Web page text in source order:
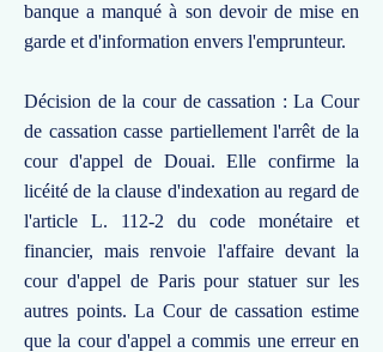
banque a manqué à son devoir de mise en
garde et d'information envers l'emprunteur.
Décision de la cour de cassation : La Cour
de cassation casse partiellement l'arrêt de la
cour d'appel de Douai. Elle confirme la
licéité de la clause d'indexation au regard de
l'article L. 112-2 du code monétaire et
financier, mais renvoie l'affaire devant la
cour d'appel de Paris pour statuer sur les
autres points. La Cour de cassation estime
que la cour d'appel a commis une erreur en